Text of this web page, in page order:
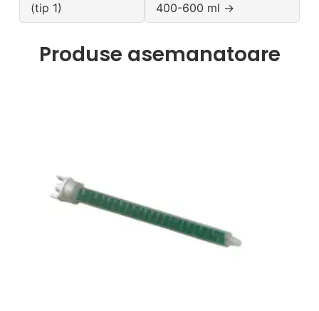
(tip 1)
400-600 ml →
Produse asemanatoare